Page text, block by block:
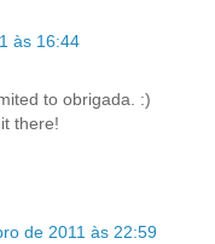
às 16:44
to obrigada. :)
there!
de 2011 às 22:59